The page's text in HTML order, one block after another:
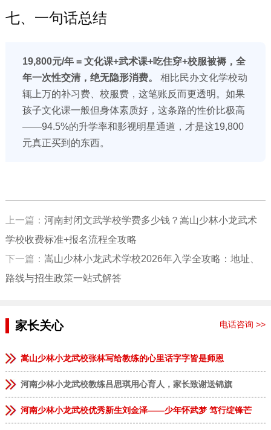
七、一句话总结
19,800元/年 = 文化课+武术课+吃住穿+校服被褥，全
年一次性交清，绝无隐形消费。
相比民办文化学校动
辄上万的补习费、校服费，这笔账反而更透明。如果
孩子文化课一般但身体素质好，这条路的性价比极高
——94.5%的升学率和影视明星通道，才是这19,800
元真正买到的东西。
上一篇： 河南封闭文武学校学费多少钱？嵩山少林小龙武术
学校收费标准+报名流程全攻略
下一篇： 嵩山少林小龙武术学校2026年入学全攻略：地址、
路线与招生政策一站式解答
家长关心 电话咨询 >>
嵩山少林小龙武校张林写给教练的心里话字字皆是师恩
河南少林小龙武校教练吕思琪用心育人，家长致谢送锦旗
河南少林小龙武校优秀新生刘金泽——少年怀武梦 笃行绽锋芒